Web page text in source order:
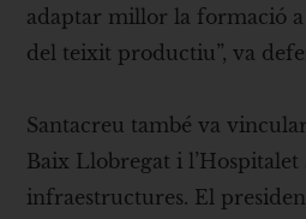
adaptar millor la formació a
del teixit productiu”, va
Santacreu també va
Baix Llobregat i
infraestructures. El